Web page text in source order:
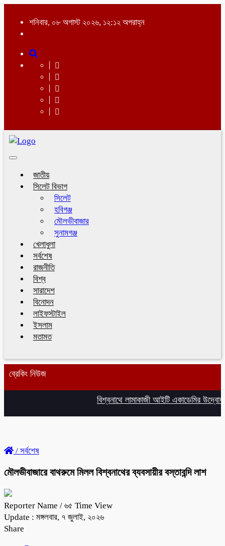
শনিবার, ০৮ অগাস্ট ২০২৬, ১২:১২ অপরাহ্ন
Toggle
জাতীয়
সিলেট বিভাগ
সিলেট
হবিগঞ্জ
মৌলভীবাজার
সুনামগঞ্জ
খেলাধুলা
সর্বশেষ
রাজনীতি
বিশ্ব
সারাদেশ
বিনোদন
লাইফস্টাইল
ইসলাম
মতামত
ব্রেকিং নিউজ
বিশ্বনাথে লামাকাজী আইটি একাডেমির উদ্বোধন
/ সর্বশেষ
মৌলভীবাজারে বাথরুমে মিলল বিশ্বনাথের ব্যবসায়ীর বস্তাবন্দি লাশ
Reporter Name / ৬৫ Time View
Update : মঙ্গলবার, ৭ জুলাই, ২০২৬
Share